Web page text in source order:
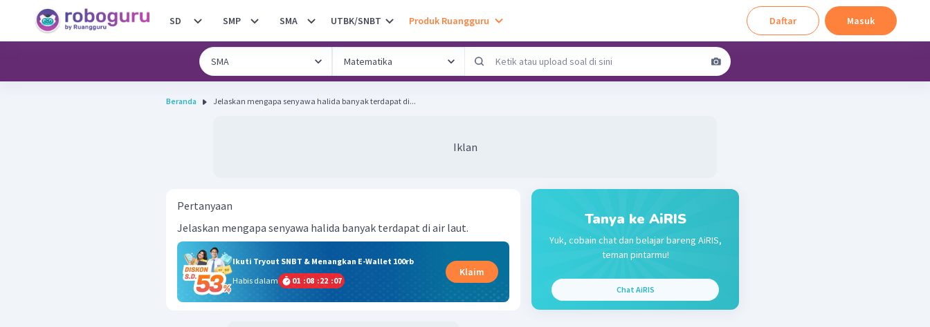
SD SMP SMA UTBK/SNBT Produk Ruangguru Daftar Masuk
Beranda Jelaskan mengapa senyawa halida banyak terdapat di...
Iklan
Pertanyaan
Jelaskan mengapa senyawa halida banyak terdapat di air laut.
Ikuti Tryout SNBT & Menangkan E-Wallet 100rb
Habis dalam
01 :08 :22 :07
Klaim
Tanya ke AiRIS
Yuk, cobain chat dan belajar bareng AiRIS,
teman pintarmu!
Chat AiRIS